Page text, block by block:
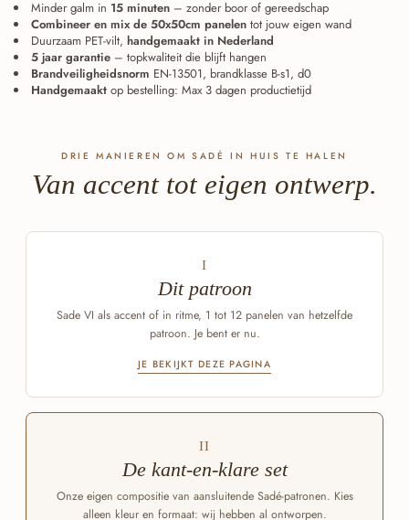
naadloos op elkaar aan — recht gelegd of gedraaid — en
groeien van één accent uit tot één grote, doorlopende wand.
Ook de acht Sadé-designs onderling laten zich combineren: de
lijnen blijven aansluiten.
Minder galm in 15 minuten – zonder boor of gereedschap
Combineer en mix de 50x50cm panelen tot jouw eigen wand
Duurzaam PET-vilt, handgemaakt in Nederland
5 jaar garantie – topkwaliteit die blijft hangen
Brandveiligheidsnorm EN-13501, brandklasse B-s1, d0
Handgemaakt op bestelling: Max 3 dagen productietijd
DRIE MANIEREN OM SADÉ IN HUIS TE HALEN
Van accent tot eigen ontwerp.
I
Dit patroon
Sade VI als accent of in ritme, 1 tot 12 panelen van hetzelfde
patroon. Je bent er nu.
JE BEKIJKT DEZE PAGINA
II
De kant-en-klare set
Onze eigen compositie van aansluitende Sadé-patronen. Kies
alleen kleur en formaat: wij hebben al ontworpen.